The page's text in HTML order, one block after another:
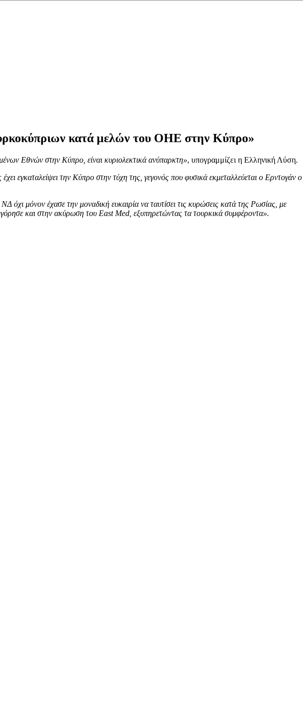
κατά μελών του ΟΗΕ στην Κύπρο»
Εθνών στην Κύπρο, είναι κυριολεκτικά ανύπαρκτη», υπογραμμίζει η Ελληνική Λύση.
εγκαταλείψει την Κύπρο στην τύχη της, γεγονός που φυσικά εκμεταλλεύεται ο Ερντογάν ο
όχι μόνον έχασε την μοναδική ευκαιρία να ταυτίσει τις κυρώσεις κατά της Ρωσίας, με
και στην ακύρωση του East Med, εξυπηρετώντας τα τουρκικά συμφέροντα».